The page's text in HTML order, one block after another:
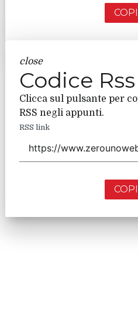
close
Codice Rss
Clicca sul pulsante per
RSS negli appunti.
RSS link